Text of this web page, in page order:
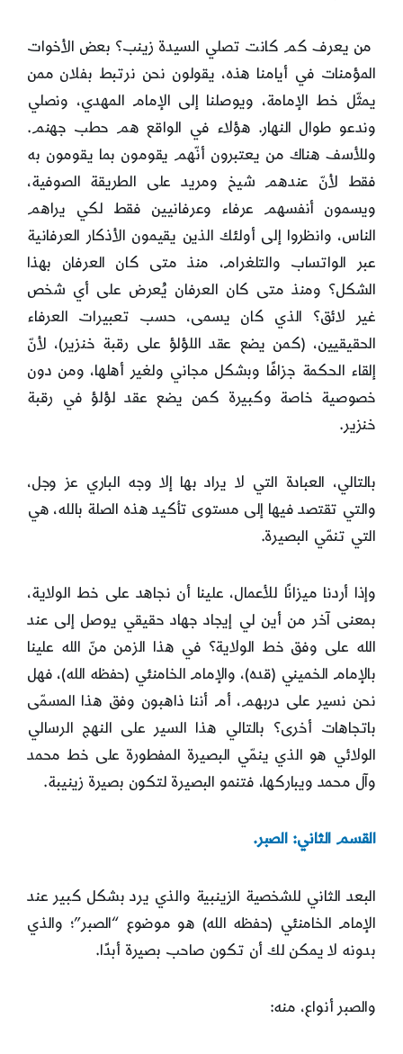
من يعرف كم كانت تصلي السيدة زينب؟ بعض الأخوات
المؤمنات في أيامنا هذه، يقولون نحن نرتبط بفلان ممن
يمثّل خط الإمامة، ويوصلنا إلى الإمام المهدي، ونصلي
وندعو طوال النهار. هؤلاء في الواقع هم حطب جهنم.
وللأسف هناك من يعتبرون أنّهم يقومون بما يقومون به
فقط لأنّ عندهم شيخ ومريد على الطريقة الصوفية،
ويسمون أنفسهم عرفاء وعرفانيين فقط لكي يراهم
الناس، وانظروا إلى أولئك الذين يقيمون الأذكار العرفانية
عبر الواتساب والتلغرام، منذ متى كان العرفان بهذا
الشكل؟ ومنذ متى كان العرفان يُعرض على أي شخص
غير لائق؟ الذي كان يسمى، حسب تعبيرات العرفاء
الحقيقيين، (كمن يضع عقد اللؤلؤ على رقبة خنزير)، لأنّ
إلقاء الحكمة جزافًا وبشكل مجاني ولغير أهلها، ومن دون
خصوصية خاصة وكبيرة كمن يضع عقد لؤلؤ في رقبة
خنزير.
بالتالي، العبادة التي لا يراد بها إلا وجه الباري عز وجل،
والتي تقتصد فيها إلى مستوى تأكيد هذه الصلة بالله، هي
التي تنمّي البصيرة.
وإذا أردنا ميزانًا للأعمال، علينا أن نجاهد على خط الولاية،
بمعنى آخر من أين لي إيجاد جهاد حقيقي يوصل إلى عند
الله على وفق خط الولاية؟ في هذا الزمن منّ الله علينا
بالإمام الخميني (قده)، والإمام الخامنئي (حفظه الله)، فهل
نحن نسير على دربهم، أم أننا ذاهبون وفق هذا المسمّى
باتجاهات أخرى؟ بالتالي هذا السير على النهج الرسالي
الولائي هو الذي ينمّي البصيرة المفطورة على خط محمد
وآل محمد ويباركها، فتنمو البصيرة لتكون بصيرة زينيبة.
القسم الثاني: الصبر.
البعد الثاني للشخصية الزينبية والذي يرد بشكل كبير عند
الإمام الخامنئي (حفظه الله) هو موضوع “الصبر”؛ والذي
بدونه لا يمكن لك أن تكون صاحب بصيرة أبدًا.
والصبر أنواع، منه: